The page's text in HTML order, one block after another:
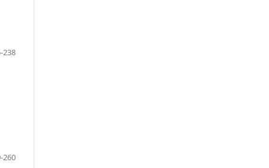
238
260